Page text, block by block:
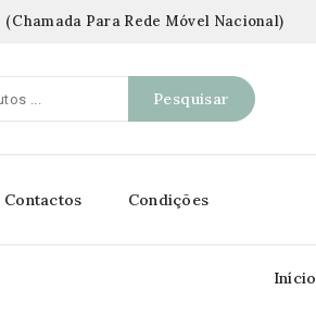
(Chamada Para Rede Móvel Nacional)
Pesquisar
Contactos Condições
Início